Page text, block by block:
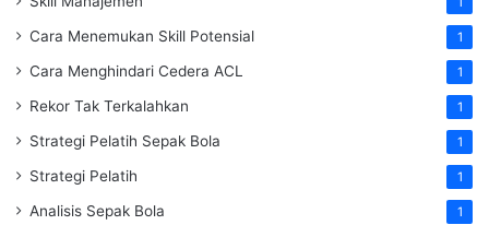
Cara Menemukan Skill Potensial 1
Cara Menghindari Cedera ACL 1
Rekor Tak Terkalahkan 1
Strategi Pelatih Sepak Bola 1
Strategi Pelatih 1
Analisis Sepak Bola 1